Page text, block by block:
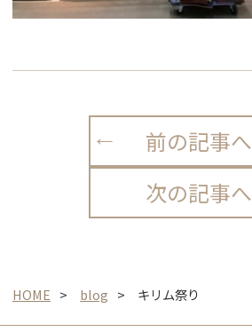
前の記事へ
次の記事へ
HOME blog キリム祭り